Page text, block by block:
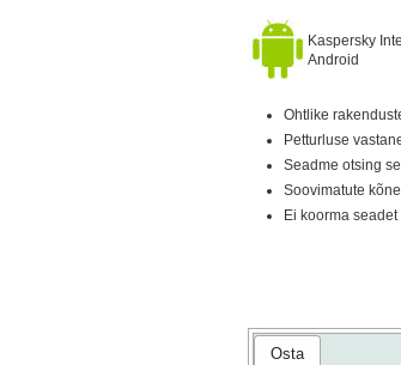
Kaspersky
Android
Ohtlike
Petturluse
Seadme otsing
Soovimatute
Ei koorma seadet
Osta